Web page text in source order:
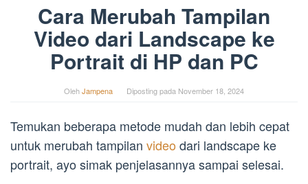
Cara Merubah Tampilan
Video dari Landscape ke
Portrait di HP dan PC
OlehJampena Diposting pada November 18, 2024
Temukan beberapa metode mudah dan lebih cepat
untuk merubah tampilan video dari landscape ke
portrait, ayo simak penjelasannya sampai selesai.